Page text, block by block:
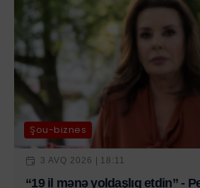
Şou-biznes
3 AVQ 2026 | 18:11
“19 il mənə yoldaşlıq etdin” -